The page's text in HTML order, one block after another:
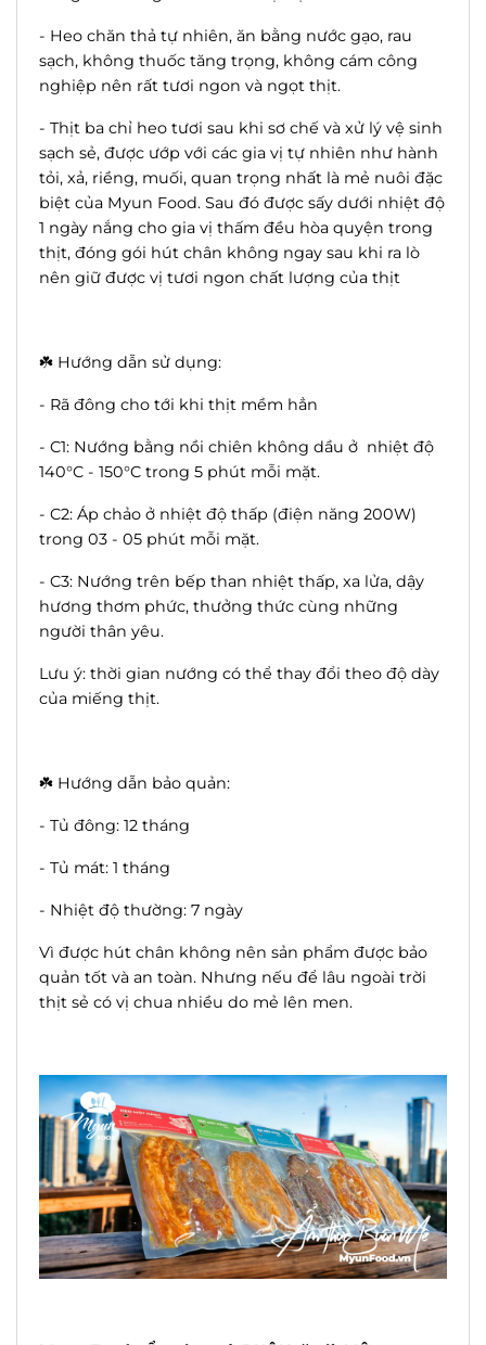
- Heo chăn thả tự nhiên, ăn bằng nước gạo, rau
sạch, không thuốc tăng trọng, không cám công
nghiệp nên rất tươi ngon và ngọt thịt.
- Thịt ba chỉ heo tươi sau khi sơ chế và xử lý vệ sinh
sạch sẻ, được ướp với các gia vị tự nhiên như hành
tỏi, xả, riềng, muối, quan trọng nhất là mẻ nuôi đặc
biệt của Myun Food. Sau đó được sấy dưới nhiệt độ
1 ngày nắng cho gia vị thấm đều hòa quyện trong
thịt, đóng gói hút chân không ngay sau khi ra lò
nên giữ được vị tươi ngon chất lượng của thịt
☘️ Hướng dẫn sử dụng:
- Rã đông cho tới khi thịt mềm hẳn
- C1: Nướng bằng nồi chiên không dầu ở nhiệt độ
140°C - 150°C trong 5 phút mỗi mặt.
- C2: Áp chảo ở nhiệt độ thấp (điện năng 200W)
trong 03 - 05 phút mỗi mặt.
- C3: Nướng trên bếp than nhiệt thấp, xa lửa, dậy
hương thơm phức, thưởng thức cùng những
người thân yêu.
Lưu ý: thời gian nướng có thể thay đổi theo độ dày
của miếng thịt.
☘️ Hướng dẫn bảo quản:
- Tủ đông: 12 tháng
- Tủ mát: 1 tháng
- Nhiệt độ thường: 7 ngày
Vì được hút chân không nên sản phẩm được bảo
quản tốt và an toàn. Nhưng nếu để lâu ngoài trời
thịt sẻ có vị chua nhiều do mẻ lên men.